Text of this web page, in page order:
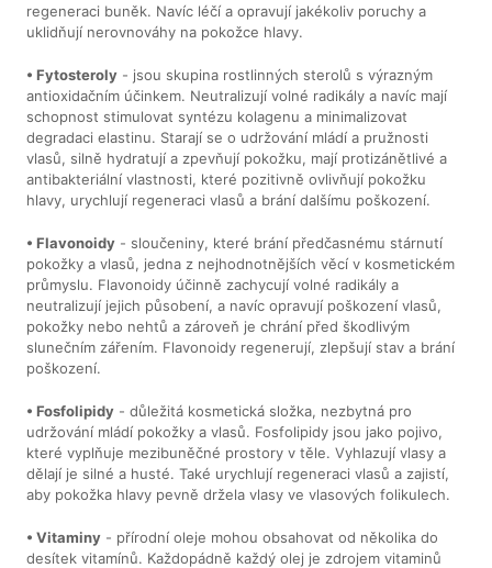
regeneraci buněk. Navíc léčí a opravují jakékoliv poruchy a
uklidňují nerovnováhy na pokožce hlavy.
• Fytosteroly - jsou skupina rostlinných sterolů s výrazným
antioxidačním účinkem. Neutralizují volné radikály a navíc mají
schopnost stimulovat syntézu kolagenu a minimalizovat
degradaci elastinu. Starají se o udržování mládí a pružnosti
vlasů, silně hydratují a zpevňují pokožku, mají protizánětlivé a
antibakteriální vlastnosti, které pozitivně ovlivňují pokožku
hlavy, urychlují regeneraci vlasů a brání dalšímu poškození.
• Flavonoidy - sloučeniny, které brání předčasnému stárnutí
pokožky a vlasů, jedna z nejhodnotnějších věcí v kosmetickém
průmyslu. Flavonoidy účinně zachycují volné radikály a
neutralizují jejich působení, a navíc opravují poškození vlasů,
pokožky nebo nehtů a zároveň je chrání před škodlivým
slunečním zářením. Flavonoidy regenerují, zlepšují stav a brání
poškození.
• Fosfolipidy - důležitá kosmetická složka, nezbytná pro
udržování mládí pokožky a vlasů. Fosfolipidy jsou jako pojivo,
které vyplňuje mezibuněčné prostory v těle. Vyhlazují vlasy a
dělají je silné a husté. Také urychlují regeneraci vlasů a zajistí,
aby pokožka hlavy pevně držela vlasy ve vlasových folikulech.
• Vitaminy - přírodní oleje mohou obsahovat od několika do
desítek vitamínů. Každopádně každý olej je zdrojem vitaminů